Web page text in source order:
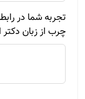
تجربه شما در
چرب از زبان